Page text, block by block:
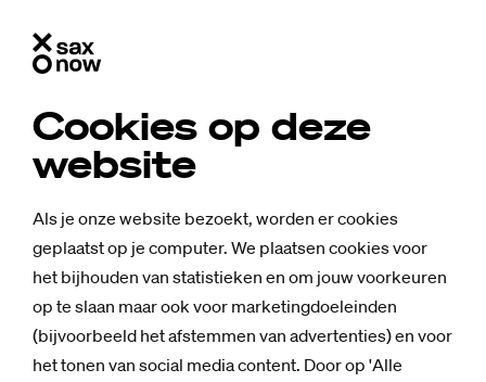
Cookies op deze
website
Als je onze website bezoekt, worden er cookies
geplaatst op je computer. We plaatsen cookies voor
het bijhouden van statistieken en om jouw voorkeuren
op te slaan maar ook voor marketingdoeleinden
(bijvoorbeeld het afstemmen van advertenties) en voor
het tonen van social media content. Door op 'Alle